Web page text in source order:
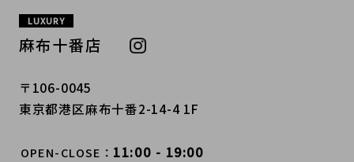
LUXURY
麻布十番店
〒106-0045
東京都港区麻布十番2-14-4 1F
OPEN-CLOSE 11:00 - 19:00